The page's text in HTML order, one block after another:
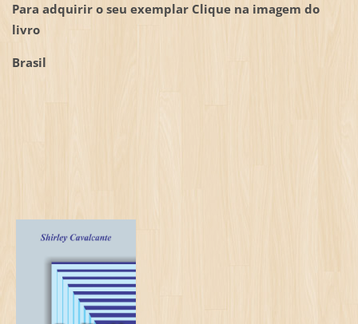
Para adquirir o seu exemplar Clique na imagem do
livro
Brasil